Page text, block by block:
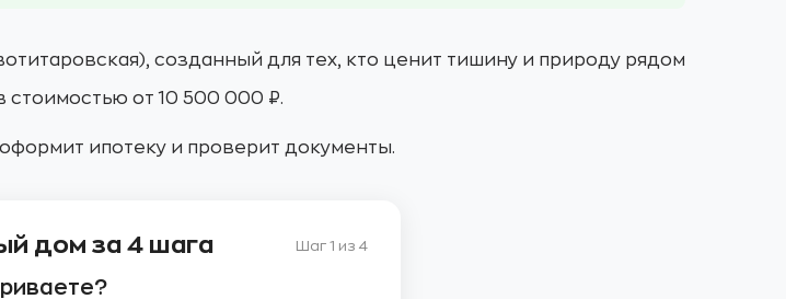
созданный для тех, кто ценит тишину и природу рядом
от 10 500 000 ₽.
ипотеку и проверит документы.
дом за 4 шага Шаг 1 из 4